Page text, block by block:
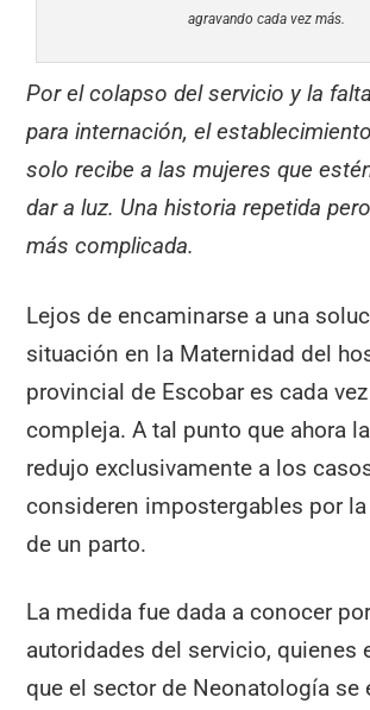
agravando cada vez más.
Por el colapso del servicio y la
para internación, el
solo recibe a las mujeres que
dar a luz. Una historia repetida
más complicada.
Lejos de encaminarse a una
situación en la Maternidad del
provincial de Escobar es cada
compleja. A tal punto que ahora
redujo exclusivamente a los
consideren impostergables por
de un parto.
La medida fue dada a conocer
autoridades del servicio, quienes
que el sector de Neonatología se